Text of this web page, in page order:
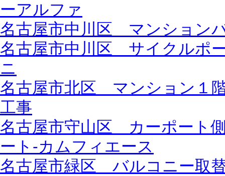
ーアルファ
名古屋市中川区 マンション
名古屋市中川区 サイクルポ
ニ
名古屋市北区 マンション１
工事
名古屋市守山区 カーポート
ート-カムフィエース
名古屋市緑区 バルコニー取